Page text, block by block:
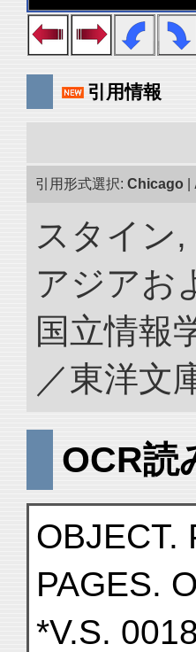
引用情報
引用形式選択: Chicago
スタイン
アジアお
国立情報
／東洋文
OCR読
OBJECT.
PAGES.
*V.S.